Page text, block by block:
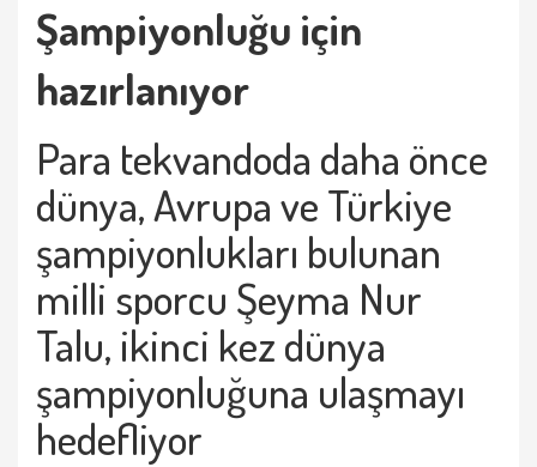
Şampiyonluğu için
hazırlanıyor
Para tekvandoda daha önce
dünya, Avrupa ve Türkiye
şampiyonlukları bulunan
milli sporcu Şeyma Nur
Talu, ikinci kez dünya
şampiyonluğuna ulaşmayı
hedefliyor